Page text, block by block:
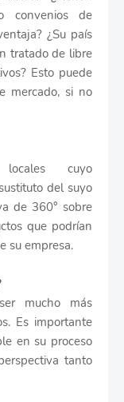
convenios de
¿Su país
tratado de libre
Esto puede
mercado, si no
locales cuyo
del suyo
de 360° sobre
que podrían
su empresa.
mucho más
Es importante
en su proceso
tanto